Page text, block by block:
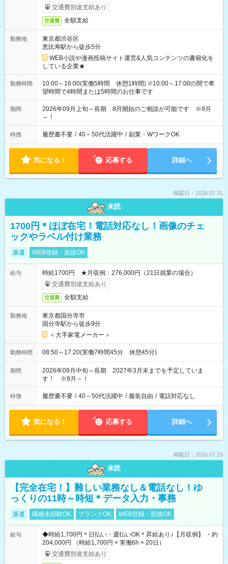
交通費別途支給あり
交通費 全額支給
勤務地
東京都渋谷区
恵比寿駅から徒歩5分
WEB小説や漫画投稿サイト運営&人気コンテンツの書籍化を
している企業★
勤務時間
10:00～16:00(実働5時間 休憩1時間) ※10:00～17:00の間で希
望時間で4時間または5時間のお仕事です
期間
2026年09月上旬～長期 8月開始のご相談が可能です ※9月
～！
特徴 履歴書不要 / 40～50代活躍中 / 副業・WワークOK
気になる！ 応募する 詳細へ
掲載日：2026.07.31
未読
1700円＊ほぼ在宅！電話対応なし！画像のチェ
ックやラベル付け業務
派遣 WEB登録・面接OK
給与
時給1700円 ★月収例：276,000円（21日就業の場合）
交通費別途支給あり
交通費 全額支給
勤務地
東京都国分寺市
国分寺駅から徒歩9分
＜大手家電メーカー＞
勤務時間 08:50～17:20(実働7時間45分 休憩45分)
期間
2026年09月中旬～長期 2027年3月末までを予定していま
す！ ※9月～！
特徴 履歴書不要 / 40～50代活躍中 / 服装自由 / 電話対応なし
気になる！ 応募する 詳細へ
掲載日：2026.07.29
未読
【完全在宅！】難しい業務なし＆電話なし！ゆ
っくりの11時～時短＊データ入力・事務
派遣 職種未経験OK ブランクOK WEB登録・面接OK
給与
◆時給1,700円＊日払い・週払いOK＊昇給あり♪【月収例】 ・約
204,000円 （時給1,700円 × 実働6h × 20日）
交通費別途支給あり